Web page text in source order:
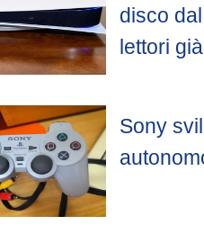
disco
lettori
Sony